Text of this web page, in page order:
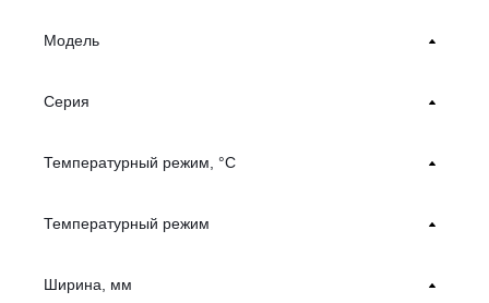
Модель
Серия
Температурный режим, °С
Температурный режим
Ширина, мм